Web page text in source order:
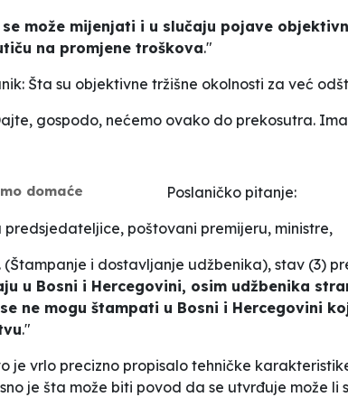
se može mijenjati i u slučaju pojave
na promjene troškova."
Šta su objektivne tržišne okolnosti za već
gospodo, nećemo ovako do prekosutra.
domaće
Poslaničko pitanje:
predsjedateljice, poštovani premijeru, ministre,
(Štampanje i dostavljanje udžbenika), stav (3)
u Bosni i Hercegovini, osim udžbenika
ne mogu štampati u Bosni i Hercegovini
."
je vrlo precizno propisalo tehničke
je šta može biti povod da se utvrđuje može li